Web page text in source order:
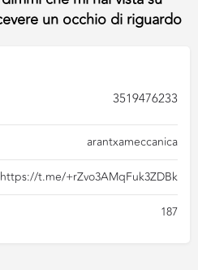
3519476233
arantxameccanica
https://t.me/+rZvo3AMqFuk3ZDBk
187